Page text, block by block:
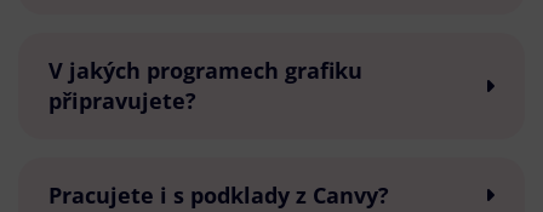
V jakých programech grafiku
připravujete?
Pracujete i s podklady z Canvy?